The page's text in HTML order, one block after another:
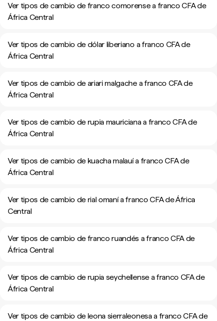
Ver tipos de cambio de franco comorense a franco CFA de
África Central
Ver tipos de cambio de dólar liberiano a franco CFA de
África Central
Ver tipos de cambio de ariari malgache a franco CFA de
África Central
Ver tipos de cambio de rupia mauriciana a franco CFA de
África Central
Ver tipos de cambio de kuacha malauí a franco CFA de
África Central
Ver tipos de cambio de rial omaní a franco CFA de África
Central
Ver tipos de cambio de franco ruandés a franco CFA de
África Central
Ver tipos de cambio de rupia seychellense a franco CFA de
África Central
Ver tipos de cambio de leona sierraleonesa a franco CFA de